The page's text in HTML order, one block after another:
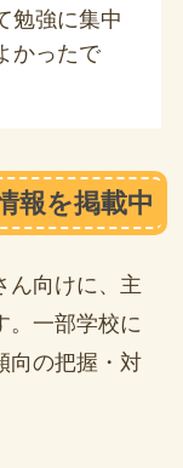
勉強に集中
かったで
報を掲載中
ん向けに、主
。一部学校に
向の把握・対